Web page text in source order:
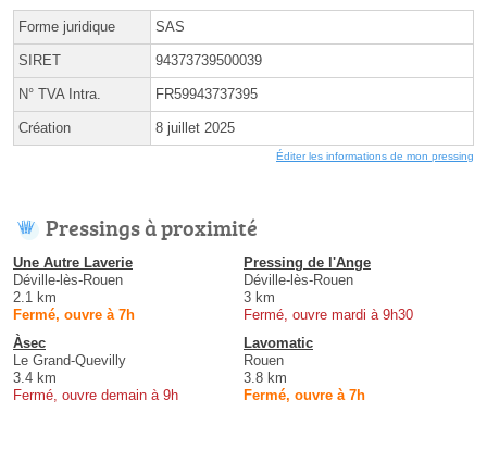
Forme juridique SAS
SIRET 94373739500039
N° TVA Intra. FR59943737395
Création 8 juillet 2025
Éditer les informations de mon pressing
Pressings à proximité
Une Autre Laverie
Déville-lès-Rouen
2.1 km
Fermé, ouvre à 7h
Pressing de l'Ange
Déville-lès-Rouen
3 km
Fermé, ouvre mardi à 9h30
Àsec
Le Grand-Quevilly
3.4 km
Fermé, ouvre demain à 9h
Lavomatic
Rouen
3.8 km
Fermé, ouvre à 7h